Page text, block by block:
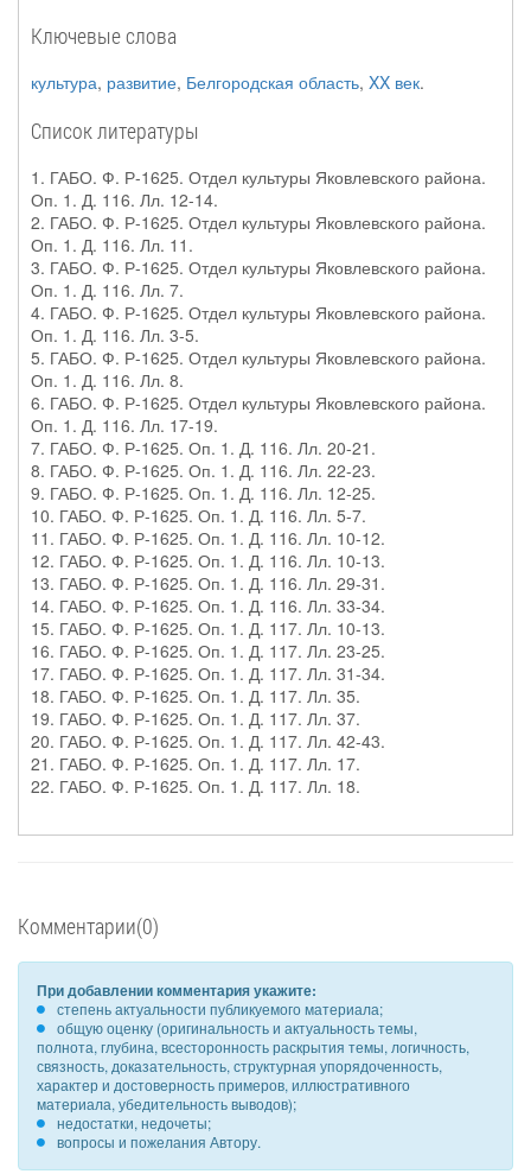
Ключевые слова
культура, развитие, Белгородская область, XX век.
Список литературы
1. ГАБО. Ф. Р-1625. Отдел культуры Яковлевского района.
Оп. 1. Д. 116. Лл. 12-14.
2. ГАБО. Ф. Р-1625. Отдел культуры Яковлевского района.
Оп. 1. Д. 116. Лл. 11.
3. ГАБО. Ф. Р-1625. Отдел культуры Яковлевского района.
Оп. 1. Д. 116. Лл. 7.
4. ГАБО. Ф. Р-1625. Отдел культуры Яковлевского района.
Оп. 1. Д. 116. Лл. 3-5.
5. ГАБО. Ф. Р-1625. Отдел культуры Яковлевского района.
Оп. 1. Д. 116. Лл. 8.
6. ГАБО. Ф. Р-1625. Отдел культуры Яковлевского района.
Оп. 1. Д. 116. Лл. 17-19.
7. ГАБО. Ф. Р-1625. Оп. 1. Д. 116. Лл. 20-21.
8. ГАБО. Ф. Р-1625. Оп. 1. Д. 116. Лл. 22-23.
9. ГАБО. Ф. Р-1625. Оп. 1. Д. 116. Лл. 12-25.
10. ГАБО. Ф. Р-1625. Оп. 1. Д. 116. Лл. 5-7.
11. ГАБО. Ф. Р-1625. Оп. 1. Д. 116. Лл. 10-12.
12. ГАБО. Ф. Р-1625. Оп. 1. Д. 116. Лл. 10-13.
13. ГАБО. Ф. Р-1625. Оп. 1. Д. 116. Лл. 29-31.
14. ГАБО. Ф. Р-1625. Оп. 1. Д. 116. Лл. 33-34.
15. ГАБО. Ф. Р-1625. Оп. 1. Д. 117. Лл. 10-13.
16. ГАБО. Ф. Р-1625. Оп. 1. Д. 117. Лл. 23-25.
17. ГАБО. Ф. Р-1625. Оп. 1. Д. 117. Лл. 31-34.
18. ГАБО. Ф. Р-1625. Оп. 1. Д. 117. Лл. 35.
19. ГАБО. Ф. Р-1625. Оп. 1. Д. 117. Лл. 37.
20. ГАБО. Ф. Р-1625. Оп. 1. Д. 117. Лл. 42-43.
21. ГАБО. Ф. Р-1625. Оп. 1. Д. 117. Лл. 17.
22. ГАБО. Ф. Р-1625. Оп. 1. Д. 117. Лл. 18.
Комментарии(0)
При добавлении комментария укажите:
степень актуальности публикуемого материала;
общую оценку (оригинальность и актуальность темы,
полнота, глубина, всесторонность раскрытия темы, логичность,
связность, доказательность, структурная упорядоченность,
характер и достоверность примеров, иллюстративного
материала, убедительность выводов);
недостатки, недочеты;
вопросы и пожелания Автору.